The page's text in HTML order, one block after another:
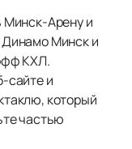
Минск-Арену и
Динамо Минск и
КХЛ.
сайте и
который
частью